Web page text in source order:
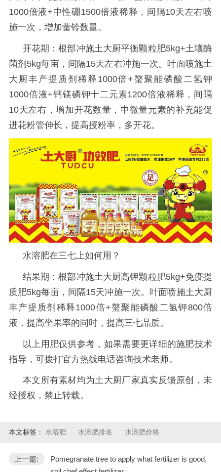
1000倍液+中性硼1500倍液稀释，间隔10天左右喷
施一次，增加蕾铃数量。
开花期：根部冲施土大厨平衡颗粒肥5kg+土壤酶
菌剂5kg每亩，间隔15天左右冲施一次。叶面喷施土
大厨丰产提质剂稀释1000倍+螯聚能磷酸二氢钾
1000倍液+钙镁磷钾十二元素1200倍液稀释，间隔
10天左右，增加开花数量，中微量元素的补充能促
进花粉管伸长，提高授粉率，多开花。
水溶肥在三七上如何用？
结果期：根部冲施土大厨高钾颗粒肥5kg+免疫提
质肥5kg每亩，间隔15天冲施一次。叶面喷施土大厨
丰产提质剂稀释1000倍+螯聚能磷酸二氢钾800倍
液，提高坐果率的同时，提高三七品质。
以上用肥仅供参考，如果需要更详细的施肥技术
指导，可拨打官方热线电话咨询技术老师。
本文所有素材均为土大厨厂家真实反馈原创，未
经授权，禁止转载。
本文标签： 水溶肥 水溶肥排名 水溶肥价格
上一篇:
Pomegranate tree to apply what fertilizer is good,